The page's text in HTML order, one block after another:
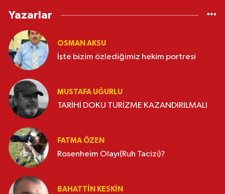
Yazarlar
OSMAN AKSU
İşte bizim özlediğimiz hekim portresi
MUSTAFA UĞURLU
TARİHİ DOKU TURİZME KAZANDIRILMALI
FATMA ÖZEN
Rosenheim Olayı(Ruh Tacizi)?
BAHATTIN KESKİN